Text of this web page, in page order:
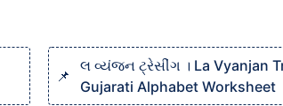
લ વ્યંજન ટ્રેસીંગ । La Vyanjan
Gujarati Alphabet Worksheet